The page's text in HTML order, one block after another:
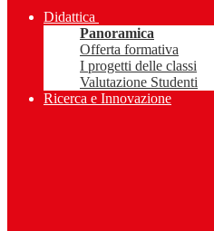
Didattica
Panoramica
Offerta formativa
I progetti delle classi
Valutazione Studenti
Ricerca e Innovazione